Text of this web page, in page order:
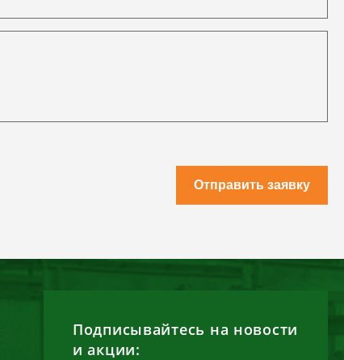
Отправить заявку
Подписывайтесь на новости
и акции: